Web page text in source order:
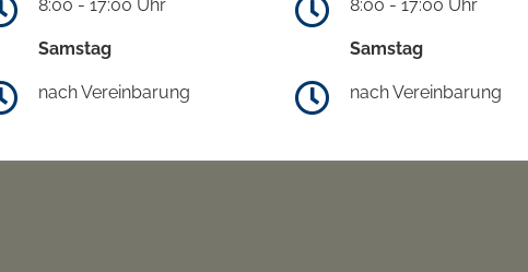
8:00 - 17:00 Uhr
Samstag
nach Vereinbarung
8:00 - 17:00 Uhr
Samstag
nach Vereinbarung